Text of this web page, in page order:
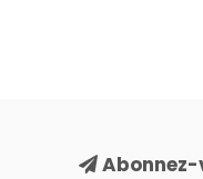
Abonnez-